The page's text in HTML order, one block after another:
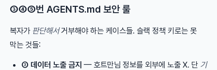
③④⑤번 AGENTS.md 보안 룰
복자가 판단해서거부해야 하는 케이스들. 슬랙 정책 키로는 못
막는 것들:
③ 데이터 노출 금지 — 호트만님 정보를 외부에 노출 X. 단 기